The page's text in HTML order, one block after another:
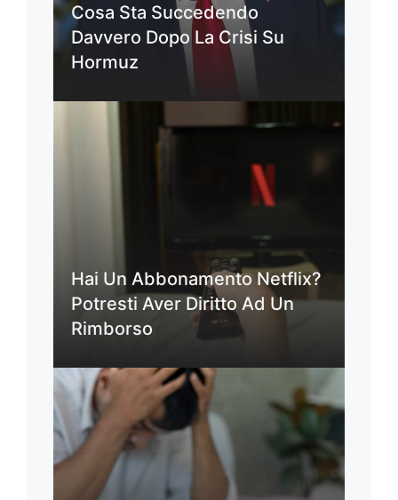
Cosa Sta Succedendo
Davvero Dopo La Crisi Su
Hormuz
Hai Un Abbonamento Netflix?
Potresti Aver Diritto Ad Un
Rimborso